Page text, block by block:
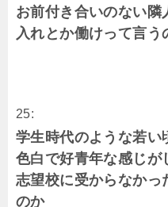
お前付き合いのない隣
入れとか働けって言う
25:
学生時代のような若い
色白で好青年な感じが
志望校に受からなかっ
のか